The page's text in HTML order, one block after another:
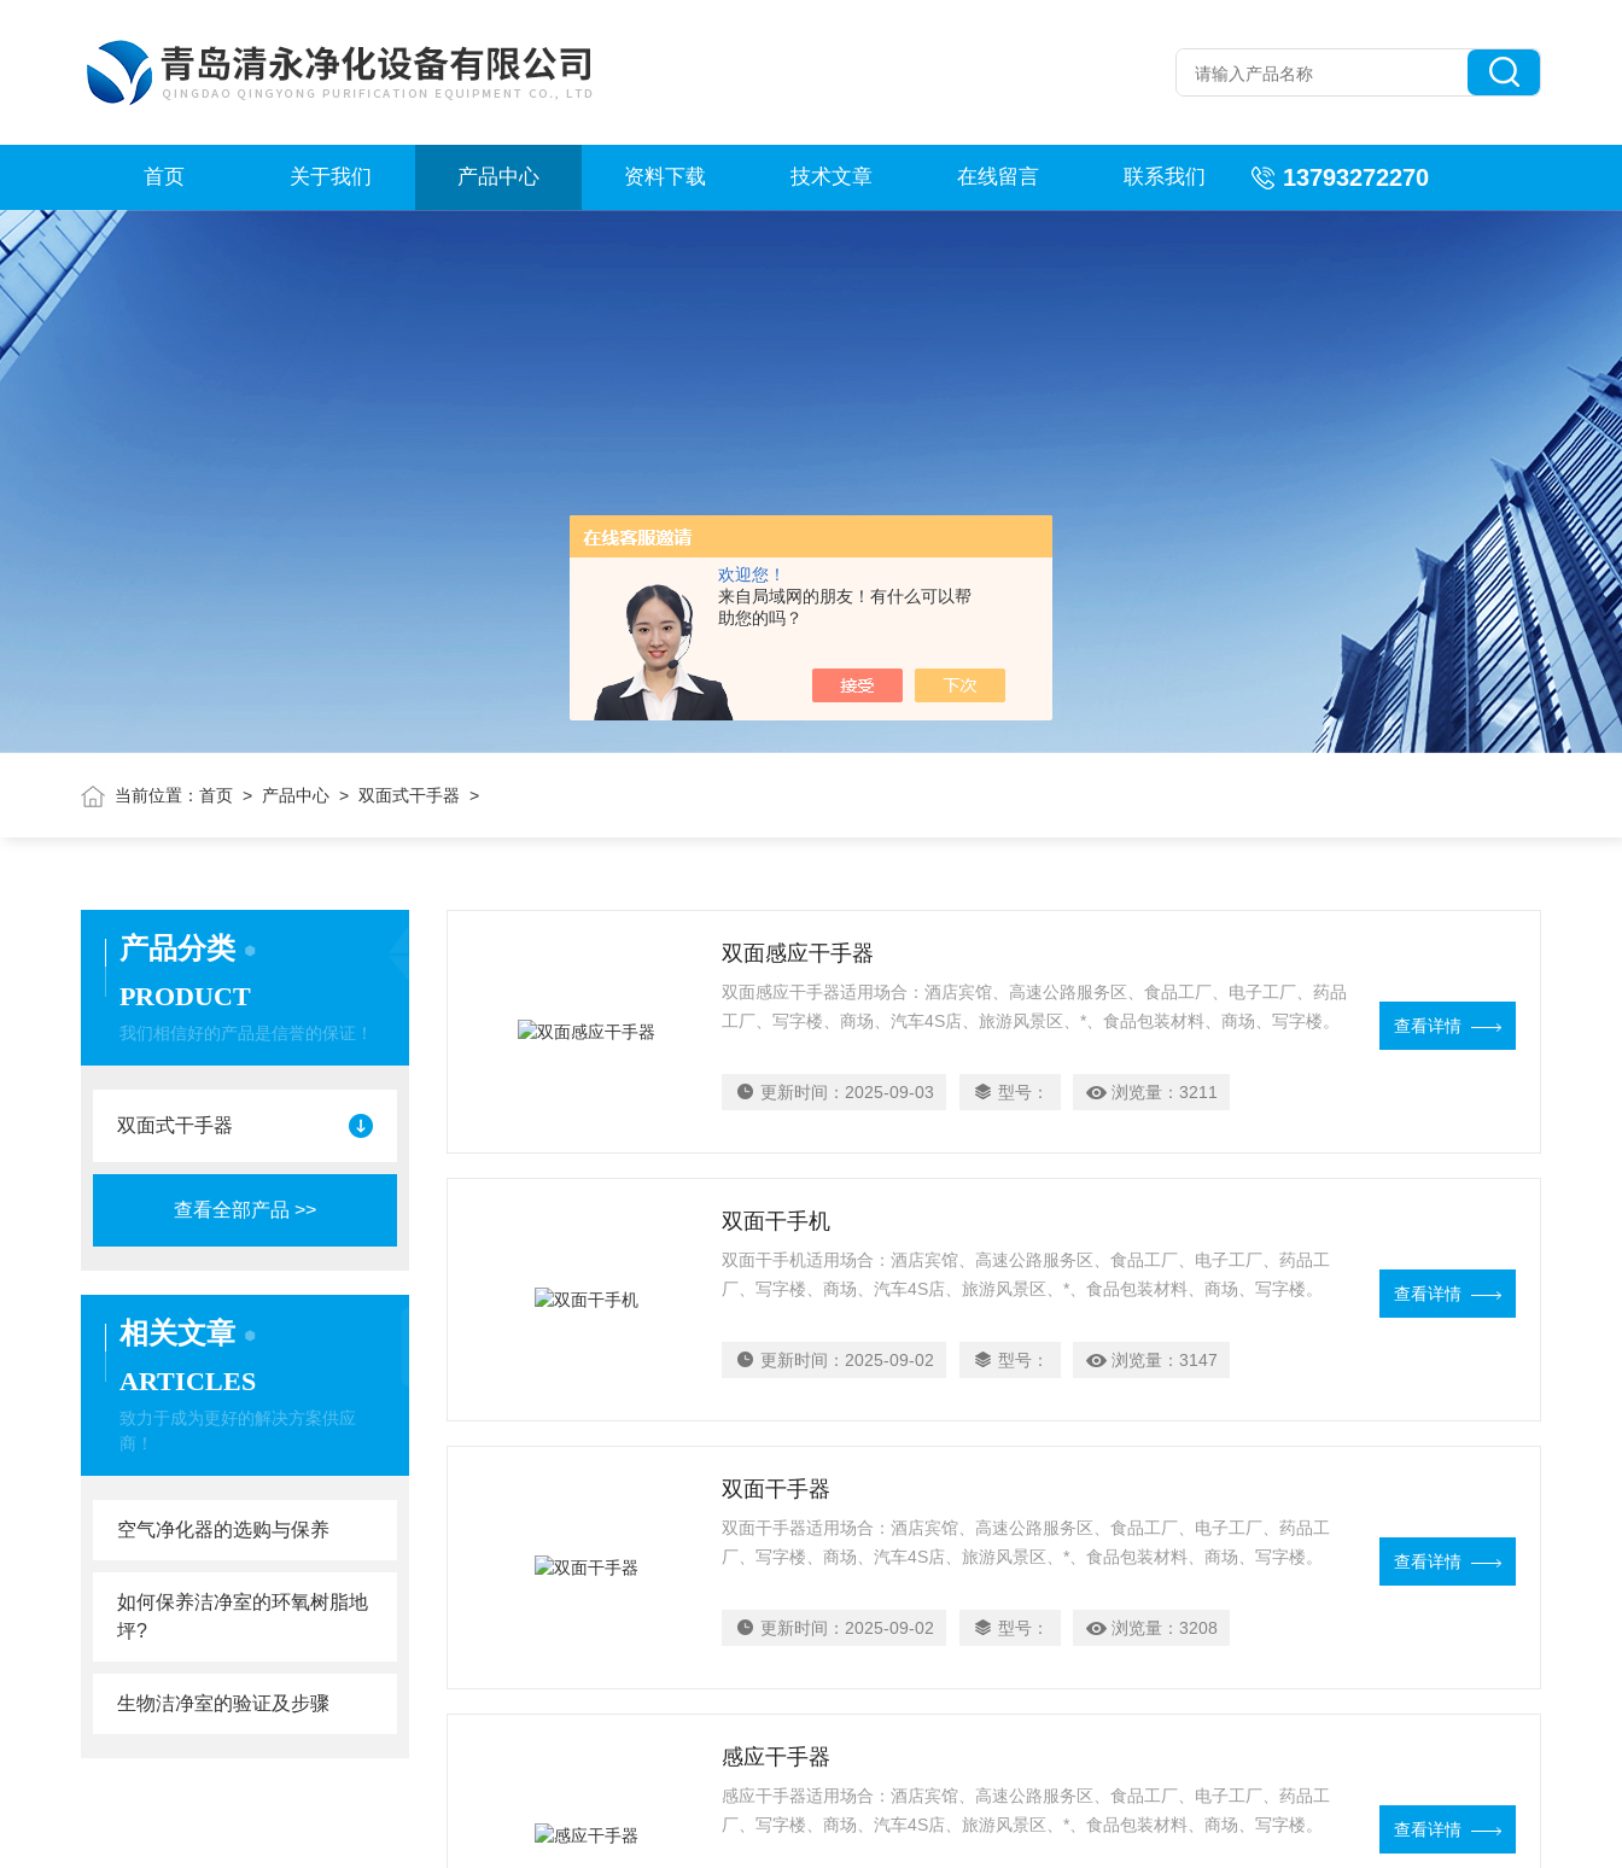
欢迎您！
来自局域网的朋友！有什么可以帮
助您的吗？
首页 关于我们 产品中心 资料下载 技术文章 在线留言 联系我们 13793272270
当前位置：首页 > 产品中心 >双面式干手器 >
产品分类
PRODUCT
我们相信好的产品是信誉的保证！
双面式干手器
查看全部产品 >>
相关文章
ARTICLES
致力于成为更好的解决方案供应
商！
空气净化器的选购与保养
如何保养洁净室的环氧树脂地
坪?
生物洁净室的验证及步骤
双面感应干手器
双面感应干手器适用场合：酒店宾馆、高速公路服务区、食品工厂、电子工厂、药品
工厂、写字楼、商场、汽车4S店、旅游风景区、*、食品包装材料、商场、写字楼。
更新时间： 2025-09-03 型号： 浏览量： 3211
查看详情
双面干手机
双面干手机适用场合：酒店宾馆、高速公路服务区、食品工厂、电子工厂、药品工
厂、写字楼、商场、汽车4S店、旅游风景区、*、食品包装材料、商场、写字楼。
更新时间： 2025-09-02 型号： 浏览量： 3147
查看详情
双面干手器
双面干手器适用场合：酒店宾馆、高速公路服务区、食品工厂、电子工厂、药品工
厂、写字楼、商场、汽车4S店、旅游风景区、*、食品包装材料、商场、写字楼。
更新时间： 2025-09-02 型号： 浏览量： 3208
查看详情
感应干手器
感应干手器适用场合：酒店宾馆、高速公路服务区、食品工厂、电子工厂、药品工
厂、写字楼、商场、汽车4S店、旅游风景区、*、食品包装材料、商场、写字楼。
查看详情